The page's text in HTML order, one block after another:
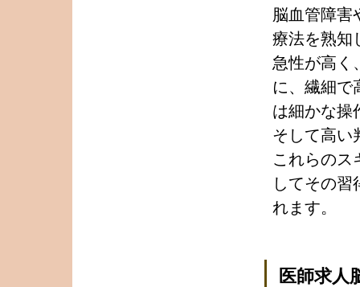
脳血管障害
療法を熟知
急性が高
に、繊細で
は細かな操
そして高い
これらのス
してその
れます。
医師求人